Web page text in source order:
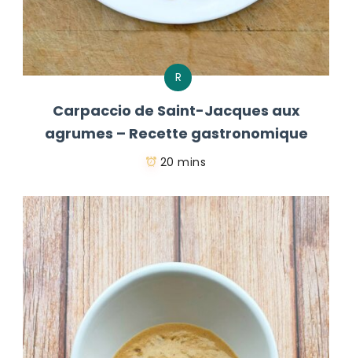
R
Carpaccio de Saint-Jacques aux
agrumes – Recette gastronomique
20 mins